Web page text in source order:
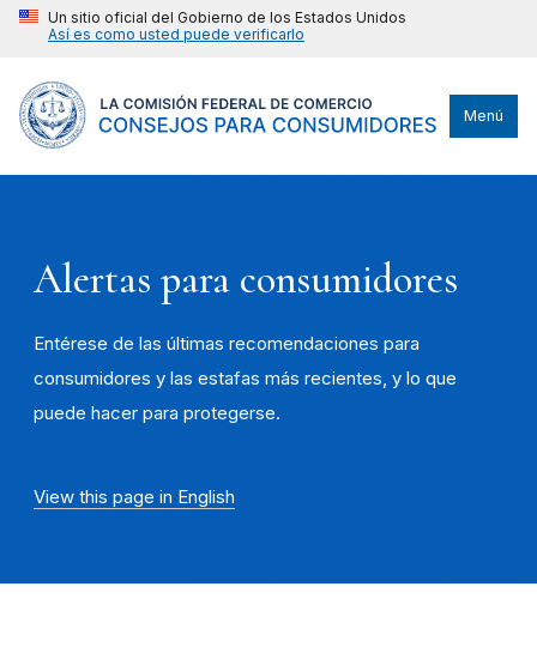
Un sitio oficial del Gobierno de los Estados Unidos
Así es como usted puede verificarlo
Menú
Alertas para consumidores
Entérese de las últimas recomendaciones para
consumidores y las estafas más recientes, y lo que
puede hacer para protegerse.
View this page in English